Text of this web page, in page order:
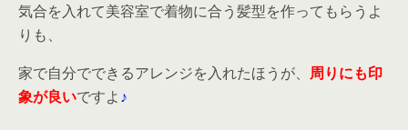
気合を入れて美容室で着物に合う髪型を作ってもらうよ
りも、
家で自分でできるアレンジを入れたほうが、 周りにも印
象が良いですよ♪